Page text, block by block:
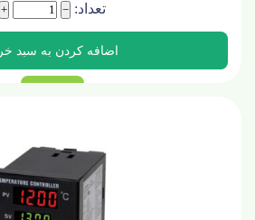
تعداد: −
+